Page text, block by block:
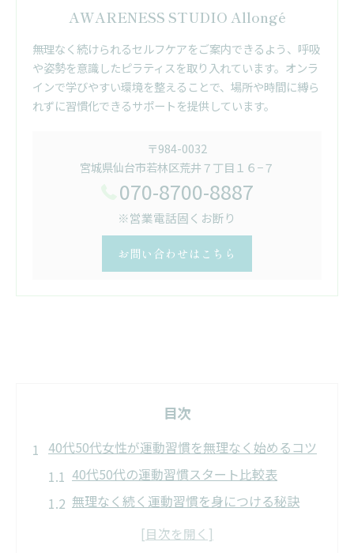
AWARENESS STUDIO Allongé
無理なく続けられるセルフケアをご案内できるよう、呼吸
や姿勢を意識したピラティスを取り入れています。オンラ
インで学びやすい環境を整えることで、場所や時間に縛ら
れずに習慣化できるサポートを提供しています。
〒984-0032
宮城県仙台市若林区荒井７丁目１６−７
070-8700-8887
※営業電話固くお断り
お問い合わせはこちら
目次
40代50代女性が運動習慣を無理なく始めるコツ
40代50代の運動習慣スタート比較表
無理なく続く運動習慣を身につける秘訣
ピラティスやバレエ要素で身体を整える方